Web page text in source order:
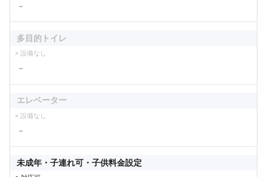
－
多目的トイレ
× 設備なし
－
エレベーター
× 設備なし
－
未成年・子連れ可・子供料金設定